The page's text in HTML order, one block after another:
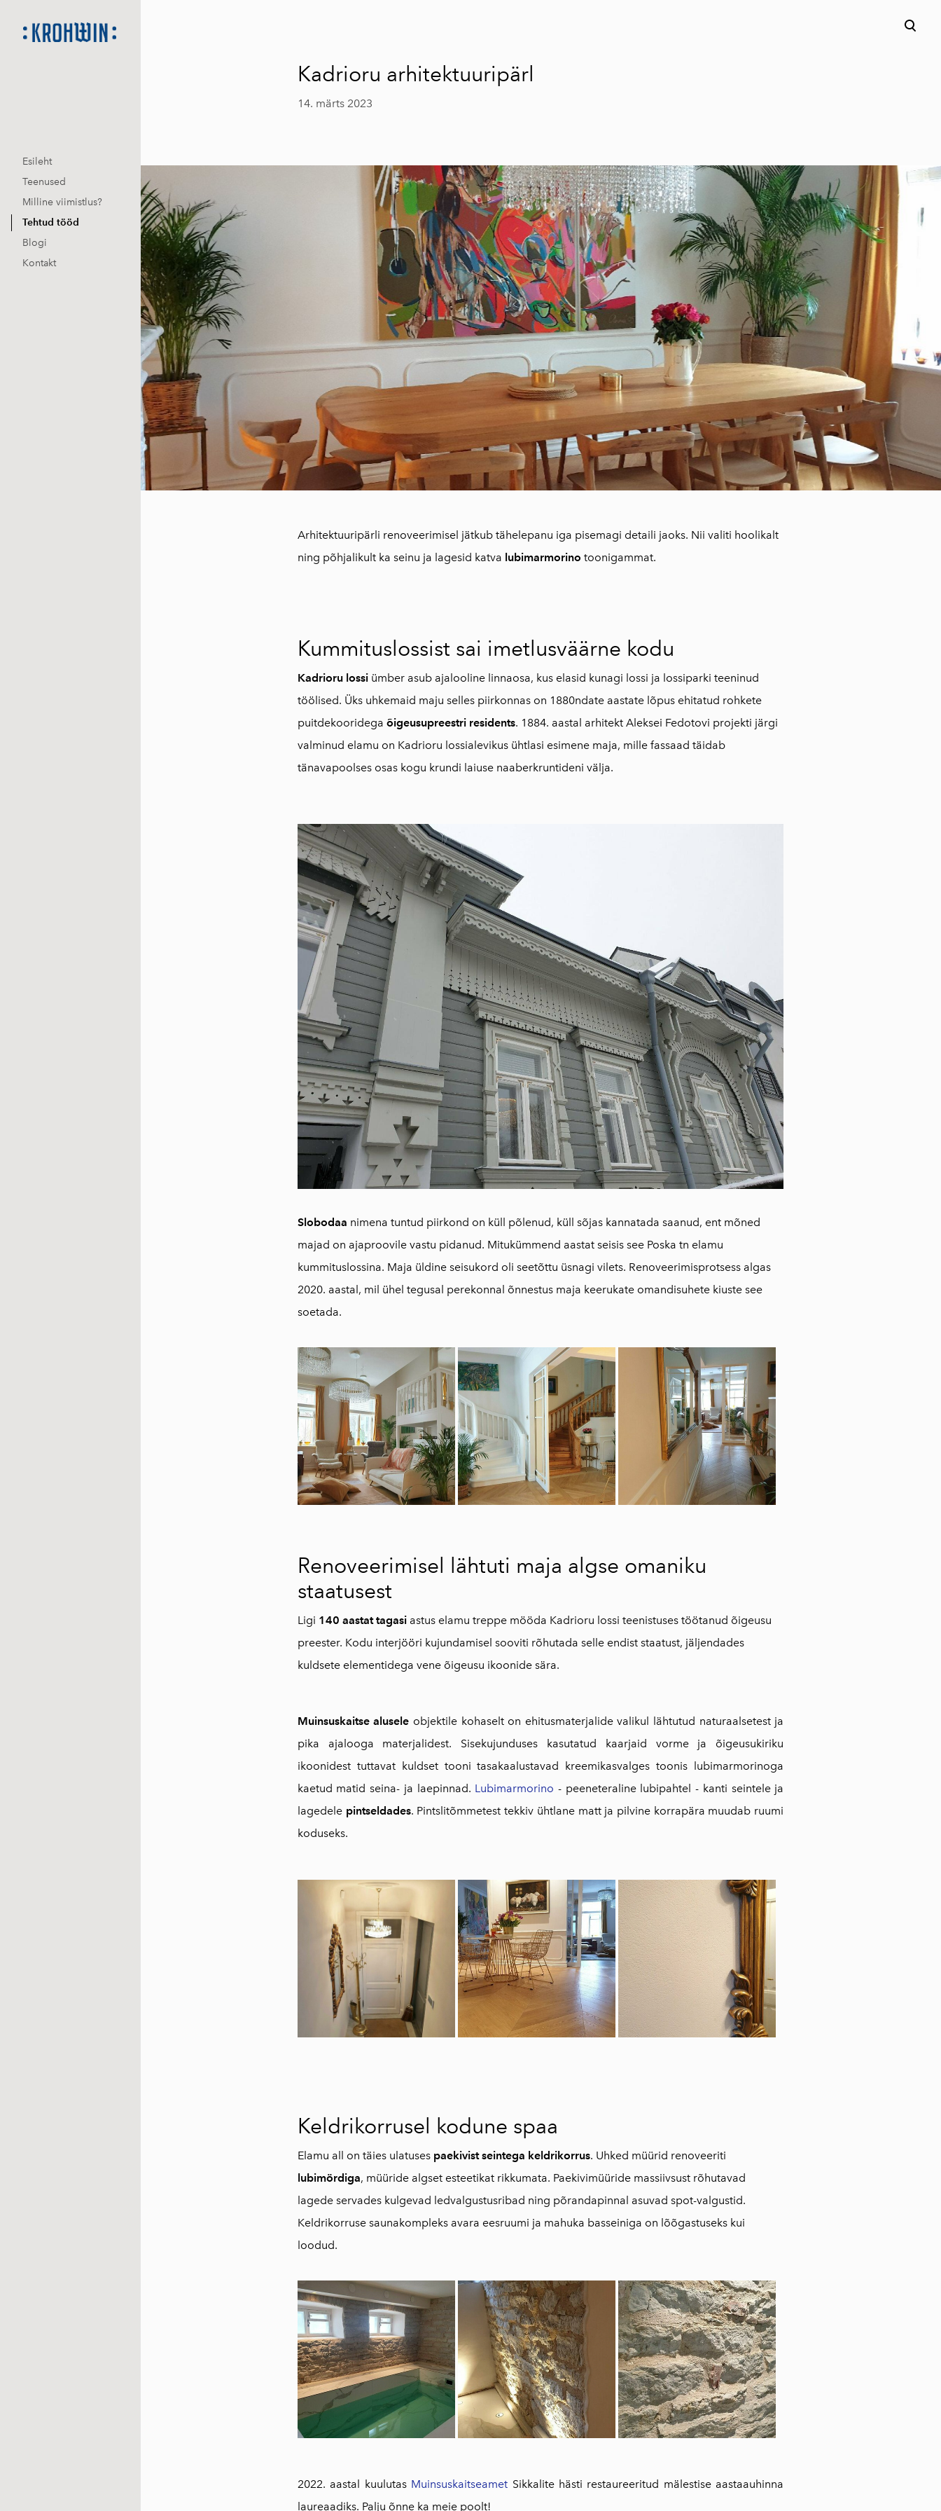
Esileht
Teenused
Milline viimistlus?
Tehtud tööd
Blogi
Kontakt
Kadrioru arhitektuuripärl
14. märts 2023
Arhitektuuripärli renoveerimisel jätkub tähelepanu iga pisemagi detaili jaoks. Nii valiti hoolikalt
ning põhjalikult ka seinu ja lagesid katva lubimarmorino toonigammat.
Kummituslossist sai imetlusväärne kodu
Kadrioru lossi ümber asub ajalooline linnaosa, kus elasid kunagi lossi ja lossiparki teeninud
töölised. Üks uhkemaid maju selles piirkonnas on 1880ndate aastate lõpus ehitatud rohkete
puitdekooridega õigeusupreestri residents. 1884. aastal arhitekt Aleksei Fedotovi projekti järgi
valminud elamu on Kadrioru lossialevikus ühtlasi esimene maja, mille fassaad täidab
tänavapoolses osas kogu krundi laiuse naaberkruntideni välja.
Slobodaa nimena tuntud piirkond on küll põlenud, küll sõjas kannatada saanud, ent mõned
majad on ajaproovile vastu pidanud. Mitukümmend aastat seisis see Poska tn elamu
kummituslossina. Maja üldine seisukord oli seetõttu üsnagi vilets. Renoveerimisprotsess algas
2020. aastal, mil ühel tegusal perekonnal õnnestus maja keerukate omandisuhete kiuste see
soetada.
Renoveerimisel lähtuti maja algse omaniku
staatusest
Ligi 140 aastat tagasiastus elamu treppe mööda Kadrioru lossi teenistuses töötanud õigeusu
preester. Kodu interjööri kujundamisel sooviti rõhutada selle endist staatust, jäljendades
kuldsete elementidega vene õigeusu ikoonide sära.
Muinsuskaitse alusele objektile kohaselt on ehitusmaterjalide valikul lähtutud naturaalsetest ja
pika ajalooga materjalidest. Sisekujunduses kasutatud kaarjaid vorme ja õigeusukiriku
ikoonidest tuttavat kuldset tooni tasakaalustavad kreemikasvalges toonis lubimarmorinoga
kaetud matid seina- ja laepinnad. Lubimarmorino - peeneteraline lubipahtel - kanti seintele ja
lagedele pintseldades. Pintslitõmmetest tekkiv ühtlane matt ja pilvine korrapära muudab ruumi
koduseks.
Keldrikorrusel kodune spaa
Elamu all on täies ulatuses paekivist seintega keldrikorrus. Uhked müürid renoveeriti
lubimördiga, müüride algset esteetikat rikkumata. Paekivimüüride massiivsust rõhutavad
lagede servades kulgevad ledvalgustusribad ning põrandapinnal asuvad spot-valgustid.
Keldrikorruse saunakompleks avara eesruumi ja mahuka basseiniga on lõõgastuseks kui
loodud.
2022. aastal kuulutas Muinsuskaitseamet Sikkalite hästi restaureeritud mälestise aastaauhinna
laureaadiks. Palju õnne ka meie poolt!